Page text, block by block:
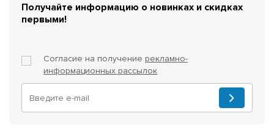
Получайте информацию о новинках и скидках
первыми!
Согласие на получение рекламно-
информационных рассылок